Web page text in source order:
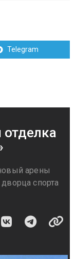
Telegram
отделка
арены
спорта